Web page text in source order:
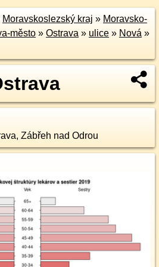
Moravskoslezský kraj » Moravsko-
město » Ostrava » ulice » Nová »
Zábřeh nad Odrou